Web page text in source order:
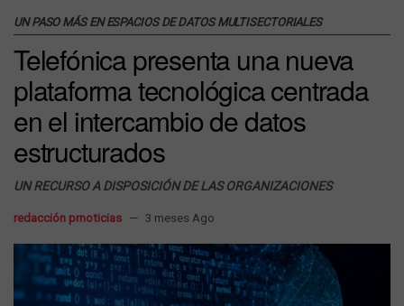
UN PASO MÁS EN ESPACIOS DE DATOS MULTISECTORIALES
Telefónica presenta una nueva
plataforma tecnológica centrada
en el intercambio de datos
estructurados
UN RECURSO A DISPOSICIÓN DE LAS ORGANIZACIONES
redacción prnoticias 3 meses Ago